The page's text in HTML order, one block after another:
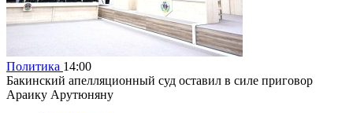
Политика 14:00
Бакинский апелляционный суд оставил в силе приговор
Араику Арутюняну